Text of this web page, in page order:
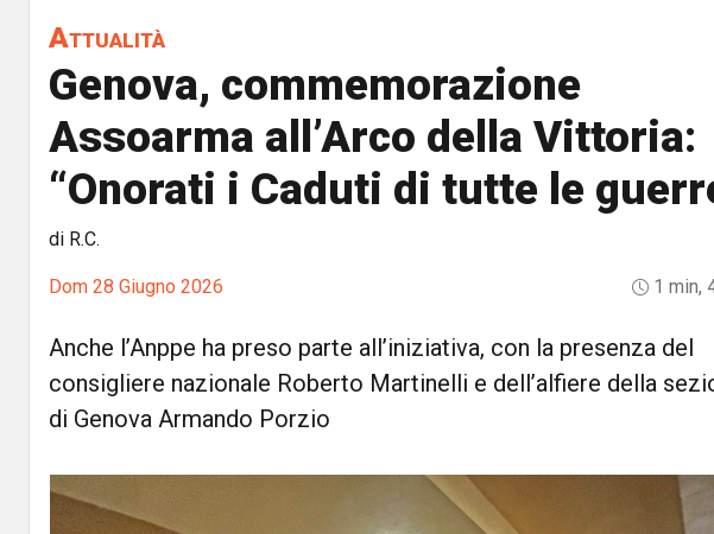
Attualità
Genova, commemorazione
Assoarma all’Arco della Vittoria:
“Onorati i Caduti di tutte le
di R.C.
Dom 28 Giugno 2026 1 min,
Anche l’Anppe ha preso parte all’iniziativa, con la presenza del
consigliere nazionale Roberto Martinelli e dell’alfiere della
di Genova Armando Porzio